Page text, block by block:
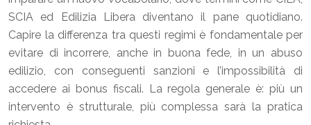
SCIA ed Edilizia Libera diventano il pane quotidiano.
Capire la differenza tra questi regimi è fondamentale per
evitare di incorrere, anche in buona fede, in un abuso
edilizio, con conseguenti sanzioni e l’impossibilità di
accedere ai bonus fiscali. La regola generale è: più un
intervento è strutturale, più complessa sarà la pratica